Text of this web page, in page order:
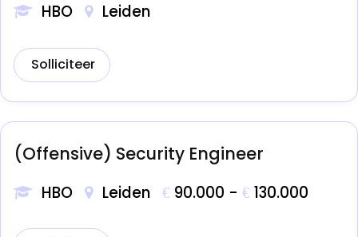
HBO Leiden
Solliciteer
(Offensive) Security Engineer
HBO Leiden € 90.000 - € 130.000